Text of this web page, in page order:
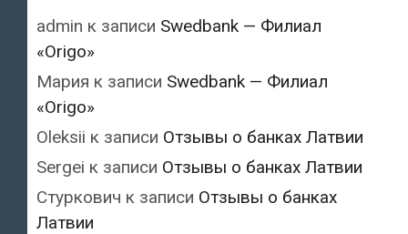
admin к записи Swedbank — Филиал
«Origo»
Мария к записи Swedbank — Филиал
«Origo»
Oleksii к записи Отзывы о банках Латвии
Sergei к записи Отзывы о банках Латвии
Стуркович к записи Отзывы о банках
Латвии